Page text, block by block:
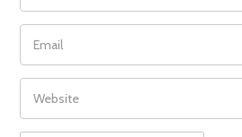
EMAIL
WEBSITE